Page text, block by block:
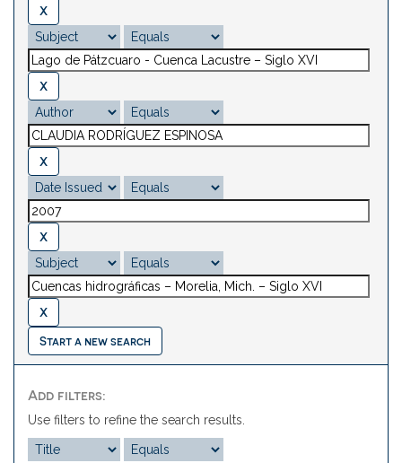
Start a new search
Add filters:
Use filters to refine the search results.